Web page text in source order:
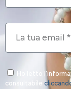
Ho letto
consultabile